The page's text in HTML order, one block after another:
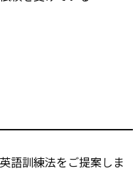
語訓練法をご提案しま